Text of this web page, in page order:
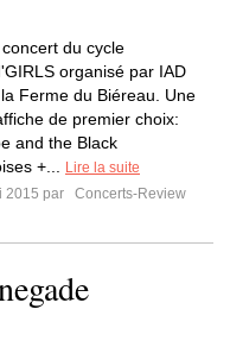
du cycle
organisé par IAD
Ferme du Biéreau. Une
de premier choix:
and the Black
+...
Lire la suite
2015 par
Concerts-Review